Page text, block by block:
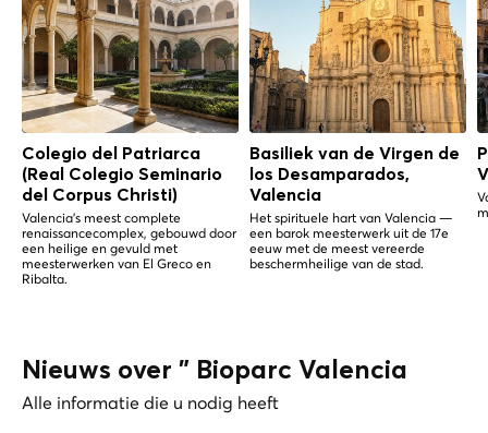
Colegio del Patriarca
(Real Colegio Seminario
del Corpus Christi)
Valencia's meest complete
renaissancecomplex, gebouwd door
een heilige en gevuld met
meesterwerken van El Greco en
Ribalta.
Basiliek van de Virgen de
los Desamparados,
Valencia
Het spirituele hart van Valencia —
een barok meesterwerk uit de 17e
eeuw met de meest vereerde
beschermheilige van de stad.
Nieuws over " Bioparc Valencia
Alle informatie die u nodig heeft